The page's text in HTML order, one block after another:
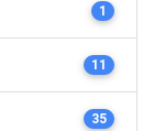
1
11
35